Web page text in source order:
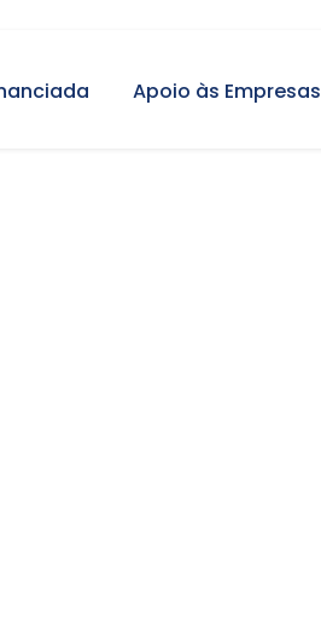
Apoio às Empresas